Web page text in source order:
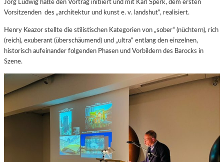
Jörg Ludwig hatte den Vortrag initiiert und mit Karl Sperk, dem ersten
Vorsitzenden des „architektur und kunst e. v. landshut“, realisiert.
Henry Keazor stellte die stilistischen Kategorien von „sober“ (nüchtern), rich
(reich), exuberant (überschäumend) und „ultra“ entlang den einzelnen,
historisch aufeinander folgenden Phasen und Vorbildern des Barocks in
Szene.